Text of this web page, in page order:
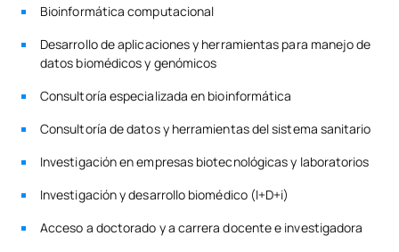
Bioinformática computacional
Desarrollo de aplicaciones y herramientas para manejo de
datos biomédicos y genómicos
Consultoría especializada en bioinformática
Consultoría de datos y herramientas del sistema sanitario
Investigación en empresas biotecnológicas y laboratorios
Investigación y desarrollo biomédico (I+D+i)
Acceso a doctorado y a carrera docente e investigadora